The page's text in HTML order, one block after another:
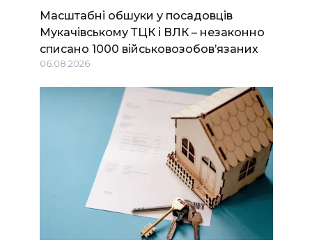
Масштабні обшуки у посадовців
Мукачівському ТЦК і ВЛК – незаконно
списано 1000 військовозобов’язаних
06.08.2026